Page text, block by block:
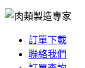
訂單下載
聯絡我們